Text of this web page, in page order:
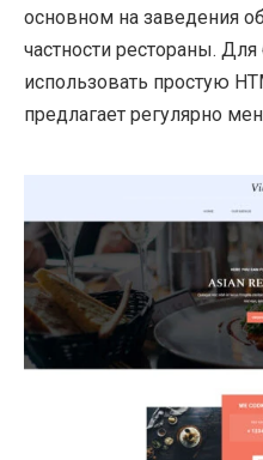
основном на заведения
частности рестораны.
использовать простую
предлагает регулярно